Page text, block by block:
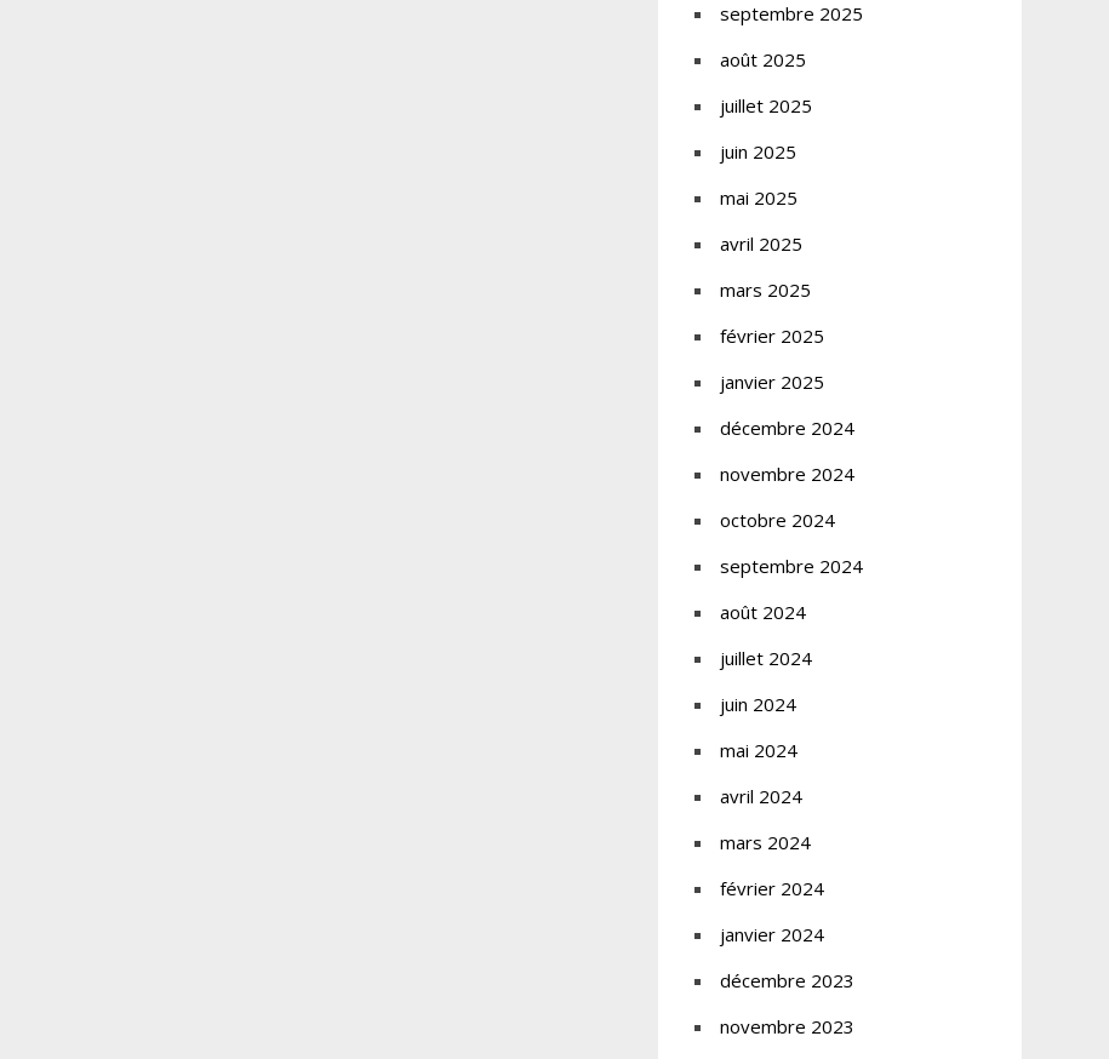
septembre 2025
août 2025
juillet 2025
juin 2025
mai 2025
avril 2025
mars 2025
février 2025
janvier 2025
décembre 2024
novembre 2024
octobre 2024
septembre 2024
août 2024
juillet 2024
juin 2024
mai 2024
avril 2024
mars 2024
février 2024
janvier 2024
décembre 2023
novembre 2023